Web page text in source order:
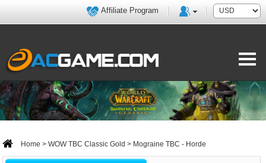
Affiliate Program
Home >WOW TBC Classic Gold > Mograine TBC - Horde